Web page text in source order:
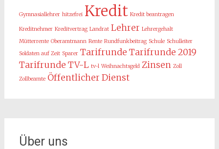
Gymnasiallehrer hitzefrei Kredit Kredit beantragen
Kreditnehmer Kreditvertrag Landrat Lehrer Lehrergehalt
Mütterrente Oberamtmann Rente Rundfunkbeitrag Schule Schulleiter
Soldaten auf Zeit Sparer Tarifrunde Tarifrunde 2019
Tarifrunde TV-L tv-l Weihnachtsgeld Zinsen Zoll
Zollbeamte Öffentlicher Dienst
Über uns